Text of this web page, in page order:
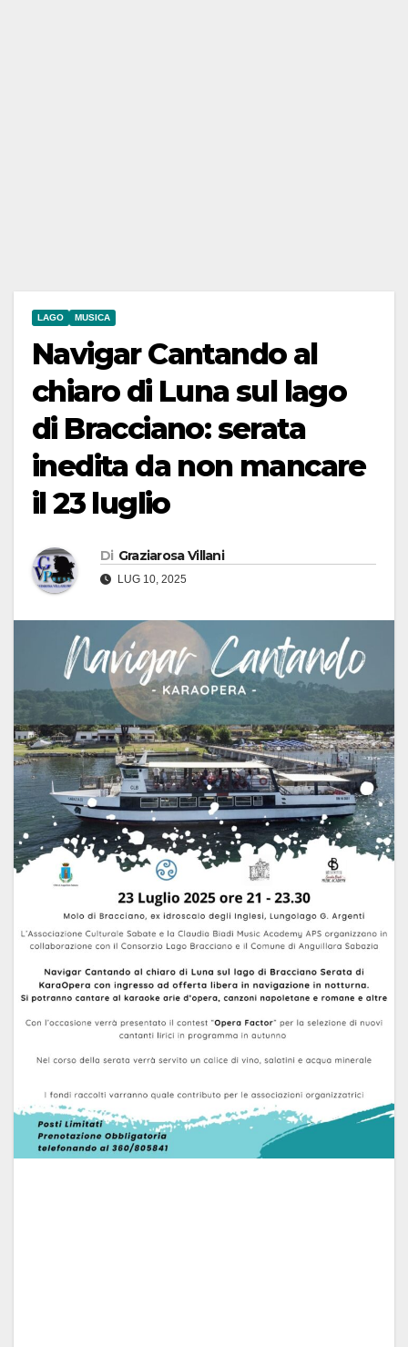
LAGO MUSICA
Navigar Cantando al
chiaro di Luna sul lago
di Bracciano: serata
inedita da non mancare
il 23 luglio
Di Graziarosa Villani
LUG 10, 2025